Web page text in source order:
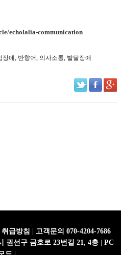
echolalia-communication
장애, 반향어, 의사소통, 발달장애
급방침
고객문의 070-4204-7686
권선구 금호로 23번길 21, 4층
PC